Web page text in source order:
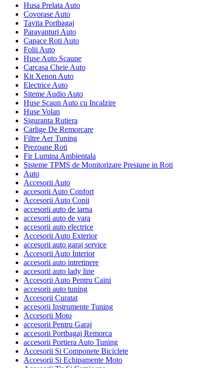
Husa Prelata Auto
Covorase Auto
Tavita Portbagaj
Paravanturi Auto
Capace Roti Auto
Folii Auto
Huse Auto Scaune
Carcasa Cheie Auto
Kit Xenon Auto
Electrice Auto
Siteme Audio Auto
Huse Scaun Auto cu Incalzire
Huse Volan
Siguranta Rutiera
Carlige De Remorcare
Filtre Aer Tuning
Prezoane Roti
Fir Lumina Ambientala
Sisteme TPMS de Monitorizare Presiune in Roti
Auto
Accesorii Auto
accesorii Auto Confort
Accesorii Auto Copii
accesorii auto de iarna
accesorii auto de vara
accesorii auto electrice
Accesorii Auto Exterior
accesorii auto garaj service
Accesorii Auto Interior
accesorii auto intretinere
accesorii auto lady line
Accesorii Auto Pentru Caini
accesorii auto tuning
Accesorii Curatat
accesorii Instrumente Tuning
Accesorii Moto
accesorii Pentru Garaj
accesorii Portbagaj Remorca
accesorii Portiera Auto Tuning
Accesorii Si Componete Biciclete
Accesorii Si Echipamente Moto